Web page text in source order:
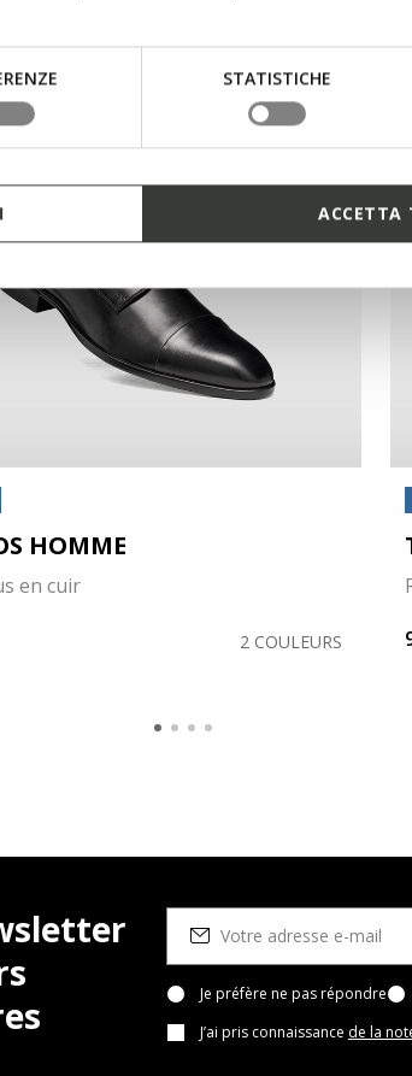
STATISTICHE
ACCETTA
HOMME
en cuir
2 COULEURS
Je préfère ne pas répondre
J’ai pris connaissance de la